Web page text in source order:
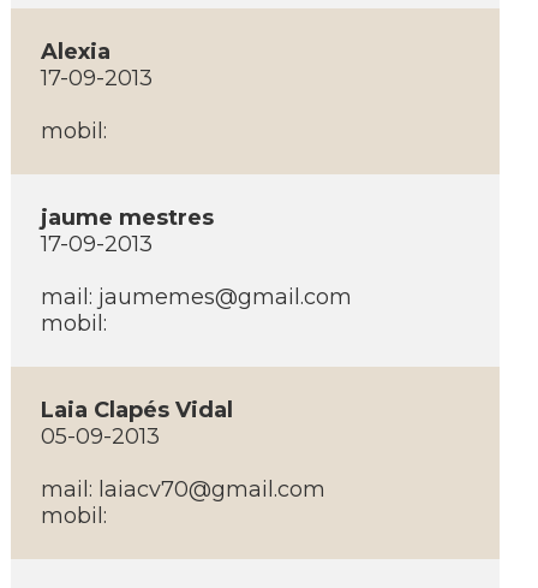
Alexia
17-09-2013
mobil:
jaume mestres
17-09-2013
mail: jaumemes@gmail.com
mobil:
Laia Clapés Vidal
05-09-2013
mail: laiacv70@gmail.com
mobil: